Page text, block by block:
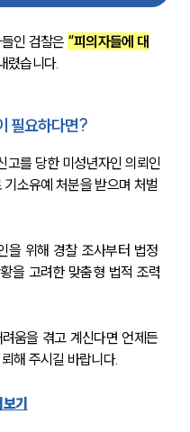
인 검찰은 “피의자들에 대
렸습니다.
필요하다면?
고를 당한 미성년자인 의뢰인
소유예 처분을 받으며 처벌
을 위해 경찰 조사부터 법정
을 고려한 맞춤형 법적 조력
움을 겪고 계신다면 언제든
해 주시길 바랍니다.
기